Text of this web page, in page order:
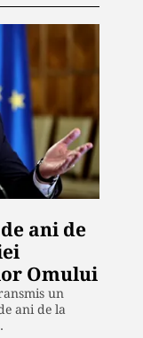
ani de
Omului
un
ani de la